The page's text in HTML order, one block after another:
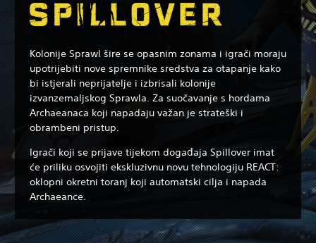
Kolonije Sprawl šire se opasnim zonama i igrači moraju
upotrijebiti nove spremnike sredstva za otapanje kako
bi istjerali neprijatelje i izbrisali kolonije
izvanzemaljskog Sprawla. Za suočavanje s hordama
Archaeanaca koji napadaju važan je strateški i
obrambeni pristup.
Igrači koji se prijave tijekom događaja Spillover imat
će priliku osvojiti ekskluzivnu novu tehnologiju REACT:
oklopni okretni toranj koji automatski cilja i napada
Archaeance.